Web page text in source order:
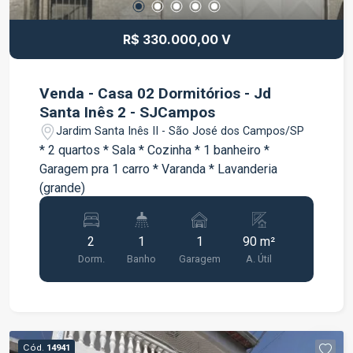
R$ 330.000,00 V
Venda - Casa 02 Dormitórios - Jd
Santa Inês 2 - SJCampos
Jardim Santa Inês II - São José dos Campos/SP
* 2 quartos * Sala * Cozinha * 1 banheiro *
Garagem pra 1 carro * Varanda * Lavanderia
(grande)
2
Dorm.
1
Banho
1
Garagem
90 m²
A. Útil
Cód. 14941